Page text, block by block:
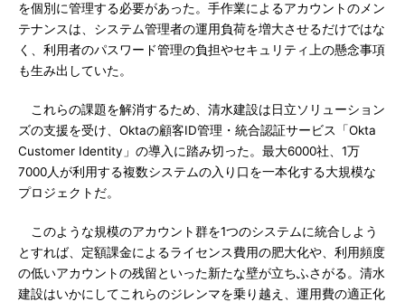
を個別に管理する必要があった。手作業によるアカウントのメン
テナンスは、システム管理者の運用負荷を増大させるだけではな
く、利用者のパスワード管理の負担やセキュリティ上の懸念事項
も生み出していた。
これらの課題を解消するため、清水建設は日立ソリューション
ズの支援を受け、Oktaの顧客ID管理・統合認証サービス「Okta
Customer Identity」の導入に踏み切った。最大6000社、1万
7000人が利用する複数システムの入り口を一本化する大規模な
プロジェクトだ。
このような規模のアカウント群を1つのシステムに統合しよう
とすれば、定額課金によるライセンス費用の肥大化や、利用頻度
の低いアカウントの残留といった新たな壁が立ちふさがる。清水
建設はいかにしてこれらのジレンマを乗り越え、運用費の適正化